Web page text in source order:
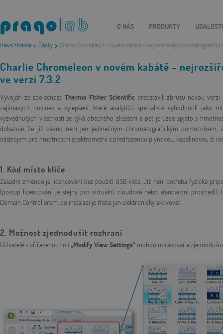
Hlavní stránka Články Charlie Chromeleon v novém kabátě – nejrozšířenější
O NÁS PRODUKTY UDÁLOSTI
Charlie Chromeleon v novém kabátě –
ve verzi 7.3.2
Vývojáři ze společnostiThermo Fisher Scientificpředstavili zbrusu novou verzi
zajímavých novinek a vylepšení, které analytičtí specialisté vyhodnotili jako
vyzvednutých vlastností se týká obecného zlepšení a pět je úzce spjato s
dokazuje, že již dávno není jen jedinečným chromatografickým pomocníkem,
nástrojem pro hmotnostní spektrometrii s předřazenou plynovou, kapalinovou či
1. Kód místo klíče
Zásadní změnou je licencování bez použití USB klíče. Již není potřeba fyzické
(postup licencování je stejný pro virtuální, cloudové nebo standardní prostředí).
Domain Controllerem, po instalaci je třeba jen elektronicky aktivovat.
2. Možnost zjednodušit rozhraní
Uživatelé s přiřazenou rolí „Modify View Settings“ mohou upravovat a